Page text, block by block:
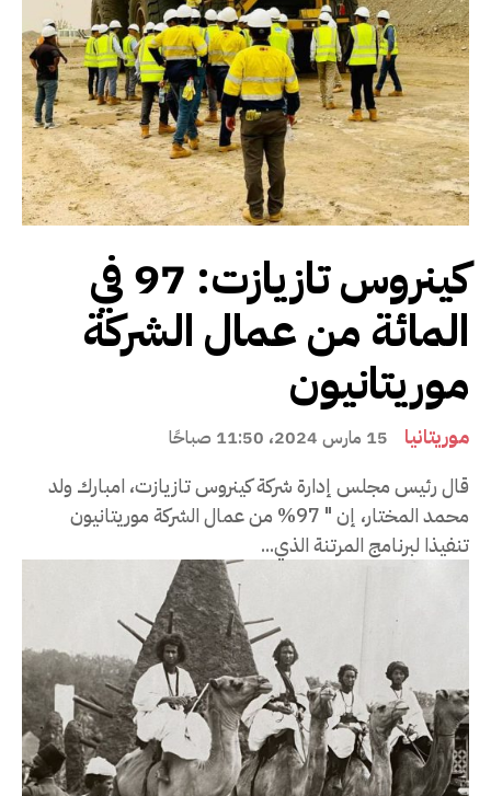
كينروس تازيازت: 97 في
المائة من عمال الشركة
موريتانيون
موريتانيا 15 مارس 2024، 11:50 صباحًا
قال رئيس مجلس إدارة شركة كينروس تازيازت، امبارك ولد
محمد المختار، إن " 97% من عمال الشركة موريتانيون
تنفيذا لبرنامج المرتنة الذي...